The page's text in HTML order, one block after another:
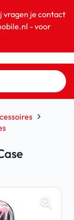
vragen je contact
- voor